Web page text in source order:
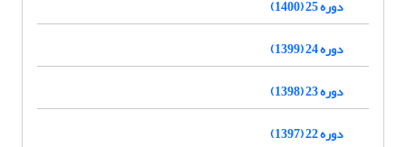
دوره 25 (1400)
دوره 24 (1399)
دوره 23 (1398)
دوره 22 (1397)